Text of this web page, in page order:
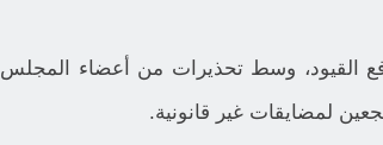
القيود، وسط تحذيرات من أعضاء المجلس
لمضايقات غير قانونية.